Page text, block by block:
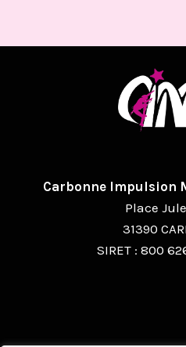
Carbonne Impulsion
Place
31390
SIRET : 800